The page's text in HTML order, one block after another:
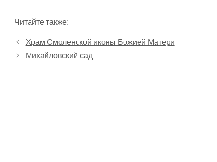
Читайте также:
Храм Смоленской иконы Божией Матери
Михайловский сад